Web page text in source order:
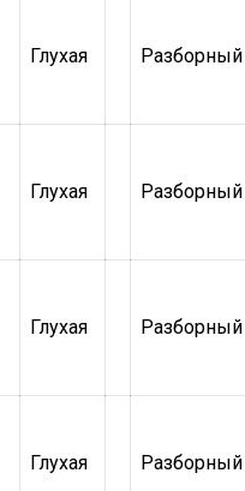
Глухая Разборный
Глухая Разборный
Глухая Разборный
Глухая Разборный